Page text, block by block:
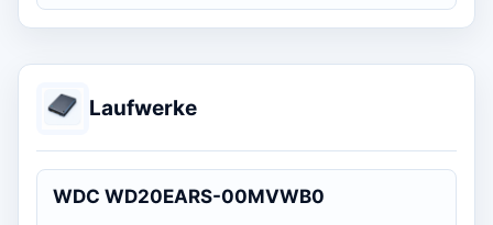
Laufwerke
WDC WD20EARS-00MVWB0